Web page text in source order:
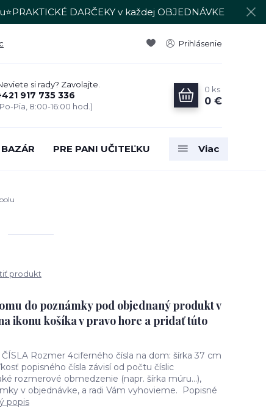
DARČEKY v každej OBJEDNÁVKE
Prihlásenie
si rady? Zavolajte.
917 735 336
Pia, 8:00-16:00 hod.)
0 ks
0 €
BAZÁR PRE PANI UČITEĽKU Viac
produkt
do poznámky pod objednaný produkt v
ikonu košíka v pravo hore a pridať túto
Rozmer 4ciferného čísla na dom: šírka 37 cm
popisného čísla závisí od počtu číslic
rozmerové obmedzenie (napr. šírka múru...),
v objednávke, a radi Vám vyhovieme. Popisné
popis